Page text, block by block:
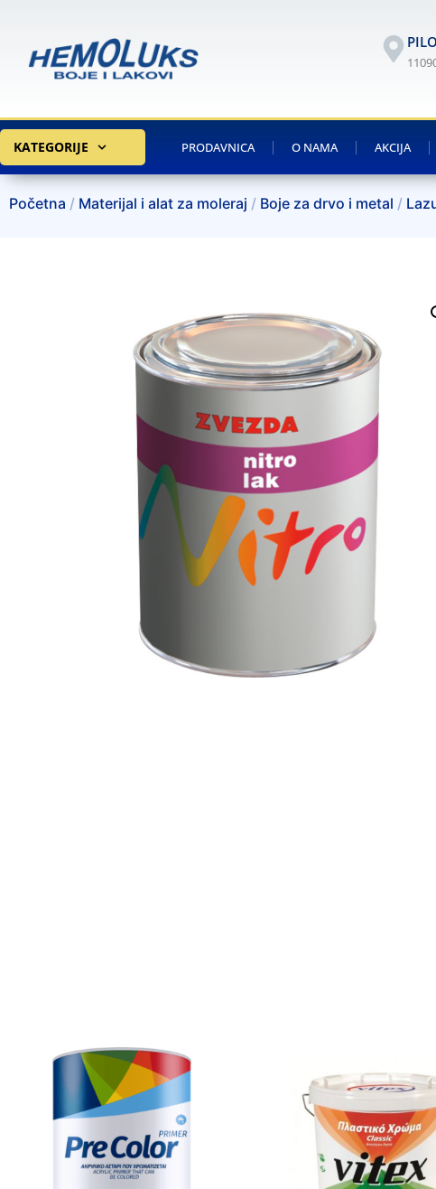
KATEGORIJE PRODAVNICA O NAMA AKCIJA
Početna / Materijal i alat za moleraj / Boje za drvo i metal /